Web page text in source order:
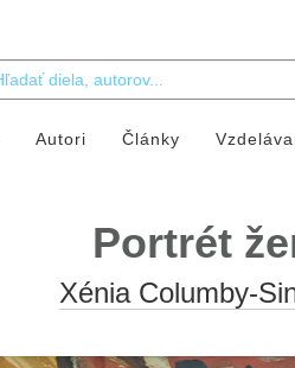
Autori Články
Portrét
Xénia Columby-